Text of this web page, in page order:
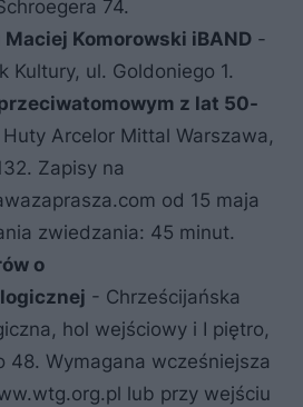
74.
Maciej Komorowski iBAND -
Kultury, ul. Goldoniego 1.
z lat 50-
Arcelor Mittal Warszawa,
Zapisy na
od 15 maja
zwiedzania: 45 minut.
o
- Chrześcijańska
hol wejściowy i I piętro,
48. Wymagana wcześniejsza
lub przy wejściu